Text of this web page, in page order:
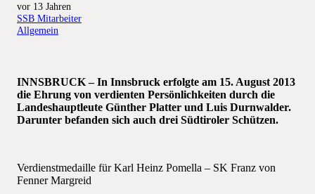
vor 13 Jahren
SSB Mitarbeiter
Allgemein
INNSBRUCK – In Innsbruck erfolgte am 15. August 2013
die Ehrung von verdienten Persönlichkeiten durch die
Landeshauptleute Günther Platter und Luis Durnwalder.
Darunter befanden sich auch drei Südtiroler Schützen.
Verdienstmedaille für Karl Heinz Pomella – SK Franz von
Fenner Margreid